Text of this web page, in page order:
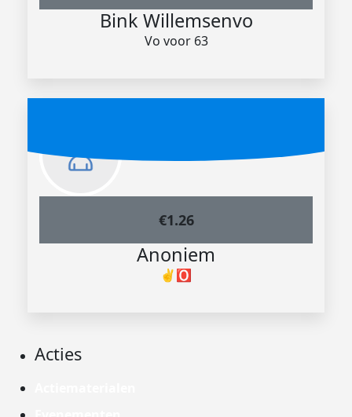
Bink Willemsenvo
Vo voor 63
€1.26
Anoniem
✌️🅾️
Acties